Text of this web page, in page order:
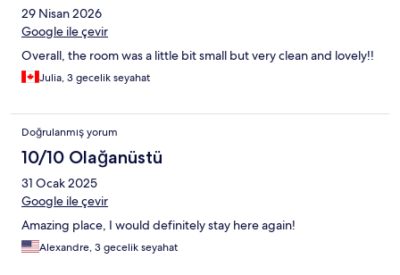
29 Nisan 2026
Google ile çevir
Overall, the room was a little bit small but very clean and lovely!!
Julia, 3 gecelik seyahat
Doğrulanmış yorum
10/10 Olağanüstü
31 Ocak 2025
Google ile çevir
Amazing place, I would definitely stay here again!
Alexandre, 3 gecelik seyahat